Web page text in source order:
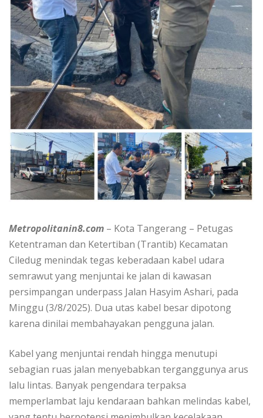
Metropolitanin8.com – Kota Tangerang – Petugas
Ketentraman dan Ketertiban (Trantib) Kecamatan
Ciledug menindak tegas keberadaan kabel udara
semrawut yang menjuntai ke jalan di kawasan
persimpangan underpass Jalan Hasyim Ashari, pada
Minggu (3/8/2025). Dua utas kabel besar dipotong
karena dinilai membahayakan pengguna jalan.
Kabel yang menjuntai rendah hingga menutupi
sebagian ruas jalan menyebabkan terganggunya arus
lalu lintas. Banyak pengendara terpaksa
memperlambat laju kendaraan bahkan melindas kabel,